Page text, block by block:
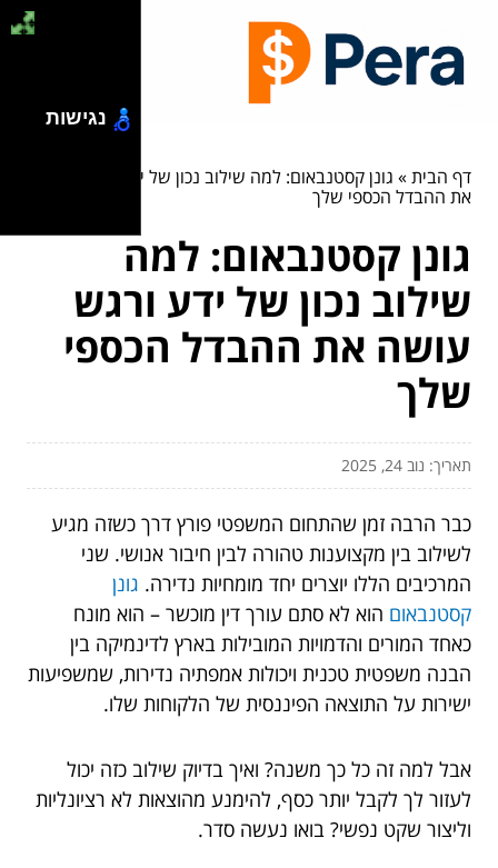
דף הבית» גונן קסטנבאום: למה שילוב נכון של ידע ורגש עושה
את ההבדל הכספי שלך
גונן קסטנבאום: למה
שילוב נכון של ידע ורגש
עושה את ההבדל הכספי
שלך
תאריך: נוב 24, 2025
כבר הרבה זמן שהתחום המשפטי פורץ דרך כשזה מגיע
לשילוב בין מקצוענות טהורה לבין חיבור אנושי. שני
המרכיבים הללו יוצרים יחד מומחיות נדירה. גונן
קסטנבאום הוא לא סתם עורך דין מוכשר – הוא מונח
כאחד המורים והדמויות המובילות בארץ לדינמיקה בין
הבנה משפטית טכנית ויכולות אמפתיה נדירות, שמשפיעות
ישירות על התוצאה הפיננסית של הלקוחות שלו.
אבל למה זה כל כך משנה? ואיך בדיוק שילוב כזה יכול
לעזור לך לקבל יותר כסף, להימנע מהוצאות לא רציונליות
וליצור שקט נפשי? בואו נעשה סדר.
נגישות